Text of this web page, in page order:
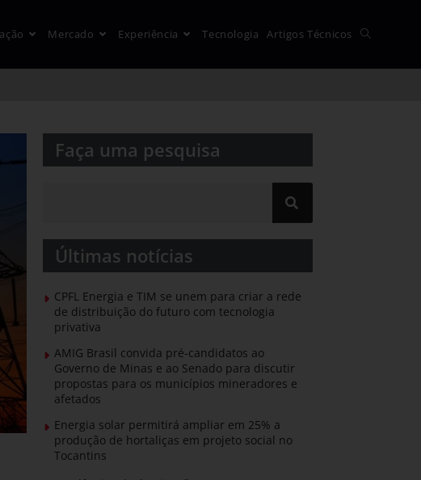
Mercado Experiência Tecnologia Artigos Técnicos
Faça uma pesquisa​​
Últimas notícias
CPFL Energia e TIM se unem para criar a rede
de distribuição do futuro com tecnologia
privativa
AMIG Brasil convida pré-candidatos ao
Governo de Minas e ao Senado para discutir
propostas para os municípios mineradores e
afetados
Energia solar permitirá ampliar em 25% a
produção de hortaliças em projeto social no
Tocantins